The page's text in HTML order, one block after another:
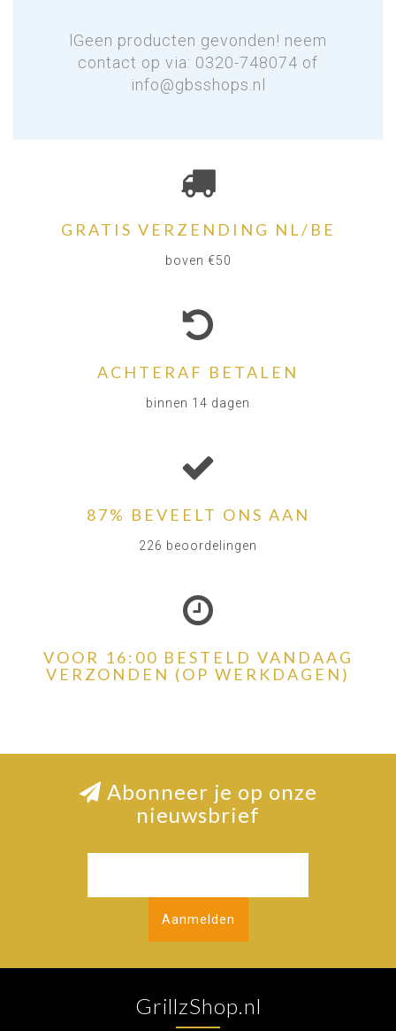
lGeen producten gevonden! neem
contact op via: 0320-748074 of
info@gbsshops.nl
GRATIS VERZENDING NL/BE
boven €50
ACHTERAF BETALEN
binnen 14 dagen
87% BEVEELT ONS AAN
226 beoordelingen
VOOR 16:00 BESTELD VANDAAG
VERZONDEN (OP WERKDAGEN)
Abonneer je op onze
nieuwsbrief
Aanmelden
GrillzShop.nl